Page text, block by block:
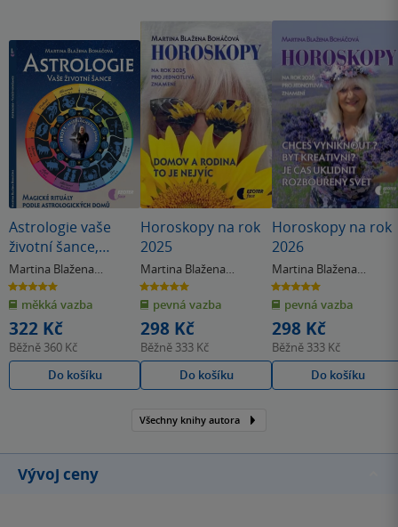
Astrologie vaše
životní šance,
magické rituály
podle
astrologických
domů
Martina Blažena
Boháčová
5.0
z
5
hvězdiček
měkká vazba
322 Kč
Běžně 360 Kč
Do košíku
Horoskopy na rok
2025
Martina Blažena
Boháčová
5.0
z
5
hvězdiček
pevná vazba
298 Kč
Běžně 333 Kč
Do košíku
Horoskopy na rok
2026
Martina Blažena
Boháčová
5.0
z
5
hvězdiček
pevná vazba
298 Kč
Běžně 333 Kč
Do košíku
Všechny knihy autora
Vývoj ceny